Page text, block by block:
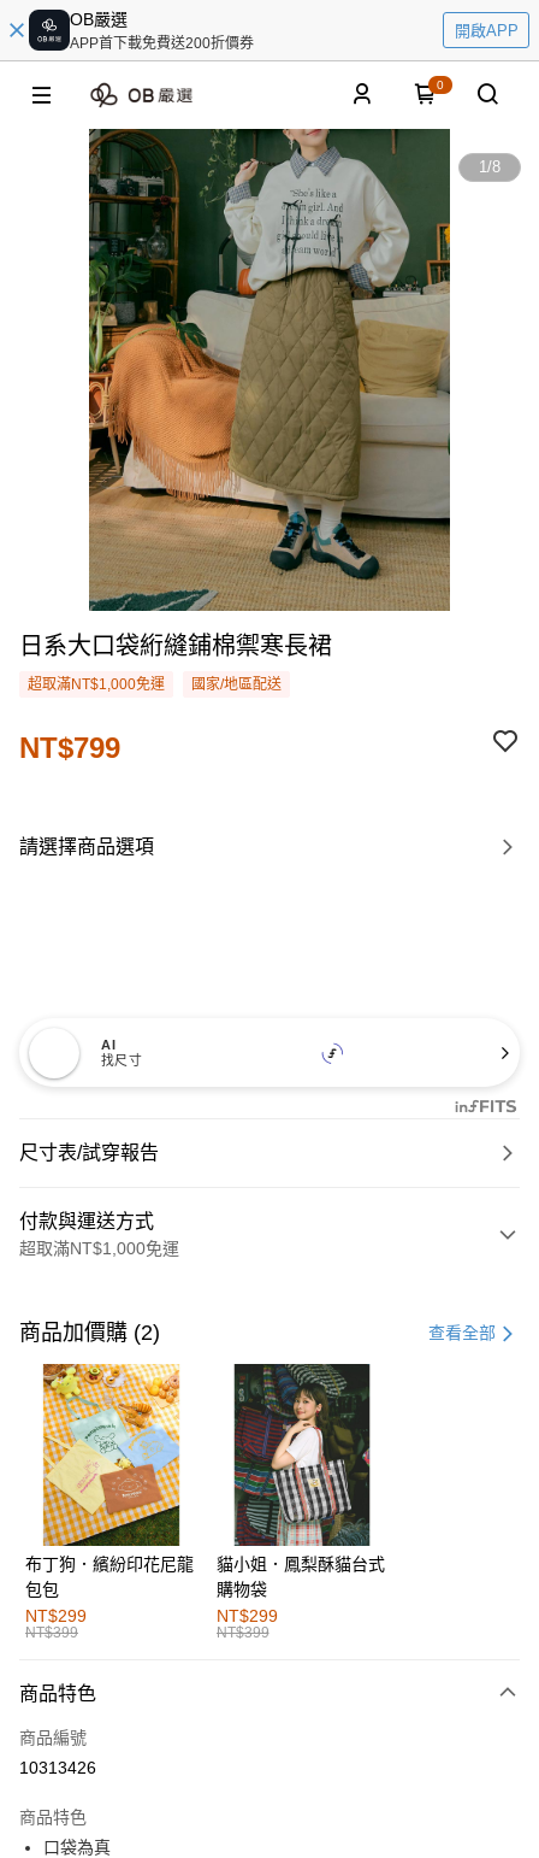
OB嚴選
APP首下載免費送200折價券
開啟APP
0
1/8
日系大口袋絎縫鋪棉禦寒長裙
超取滿NT$1,000免運 國家/地區配送
NT$799
請選擇商品選項
AI
找尺寸
尺寸表/試穿報告
付款與運送方式
超取滿NT$1,000免運
信用卡一次付款
購物金
超商取貨付款
LINE Pay
街口支付
運送方式
全家取貨付款
每筆NT$60，滿NT$1,000(含以上)免運費
付款後全家取貨
萊爾富取貨付款
付款後萊爾富取貨
商品加價購 (2) 查看全部
布丁狗．繽紛印花尼龍
包包
NT$299
NT$399
貓小姐．鳳梨酥貓台式
購物袋
NT$299
NT$399
商品特色
商品編號
10313426
商品特色
口袋為真